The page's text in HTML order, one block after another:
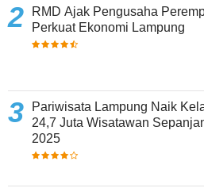
RMD Ajak Pengusaha
Perkuat Ekonomi Lampung
Pariwisata Lampung Naik
24,7 Juta Wisatawan
2025